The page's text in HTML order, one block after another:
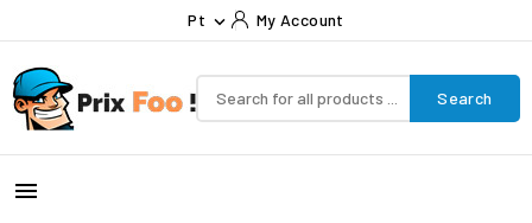
Pt  My Account
Search
